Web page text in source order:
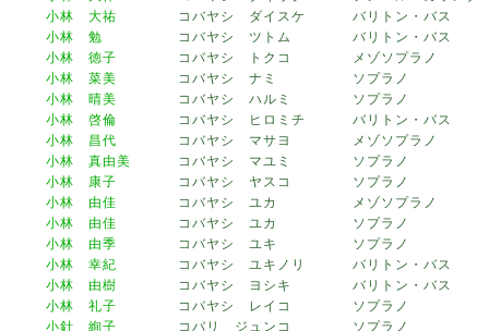
小林 大祐
コバヤシ ダイスケ
バリトン・バス
小林 勉
コバヤシ ツトム
バリトン・バス
小林 徳子
コバヤシ トクコ
メゾソプラノ
小林 菜美
コバヤシ ナミ
ソプラノ
小林 晴美
コバヤシ ハルミ
ソプラノ
小林 啓倫
コバヤシ ヒロミチ
バリトン・バス
小林 昌代
コバヤシ マサヨ
メゾソプラノ
小林 真由美
コバヤシ マユミ
ソプラノ
小林 康子
コバヤシ ヤスコ
ソプラノ
小林 由佳
コバヤシ ユカ
メゾソプラノ
小林 由佳
コバヤシ ユカ
ソプラノ
小林 由季
コバヤシ ユキ
ソプラノ
小林 幸紀
コバヤシ ユキノリ
バリトン・バス
小林 由樹
コバヤシ ヨシキ
バリトン・バス
小林 礼子
コバヤシ レイコ
ソプラノ
小針 絢子
コバリ ジュンコ
ソプラノ